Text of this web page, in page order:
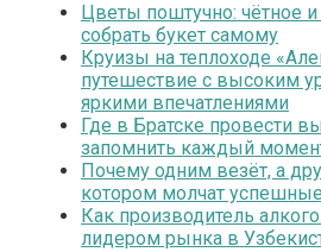
Цветы поштучно: чётное и
собрать букет самому
Круизы на теплоходе
путешествие с высоким
яркими впечатлениями
Где в Братске провести
запомнить каждый
Почему одним везёт, а
котором молчат
Как производитель
лидером рынка в